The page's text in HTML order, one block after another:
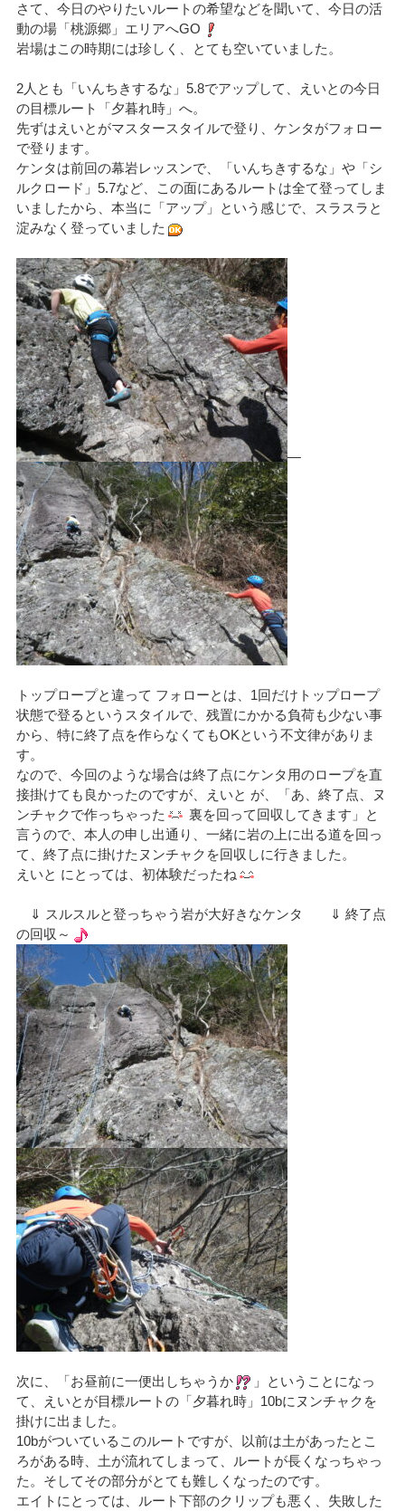
さて、今日のやりたいルートの希望などを聞いて、今日の活
動の場「桃源郷」エリアへGO
岩場はこの時期には珍しく、とても空いていました。
2人とも「いんちきするな」5.8でアップして、えいとの今日
の目標ルート「夕暮れ時」へ。
先ずはえいとがマスタースタイルで登り、ケンタがフォロー
で登ります。
ケンタは前回の幕岩レッスンで、「いんちきするな」や「シ
ルクロード」5.7など、この面にあるルートは全て登ってしま
いましたから、本当に「アップ」という感じで、スラスラと
淀みなく登っていました
トップロープと違って フォローとは、1回だけトップロープ
状態で登るというスタイルで、残置にかかる負荷も少ない事
から、特に終了点を作らなくてもOKという不文律がありま
す。
なので、今回のような場合は終了点にケンタ用のロープを直
接掛けても良かったのですが、えいと が、「あ、終了点、ヌ
ンチャクで作っちゃった
裏を回って回収してきます」と
言うので、本人の申し出通り、一緒に岩の上に出る道を回っ
て、終了点に掛けたヌンチャクを回収しに行きました。
えいと にとっては、初体験だったね
⇓ スルスルと登っちゃう岩が大好きなケンタ ⇓ 終了点
の回収～
次に、「お昼前に一便出しちゃうか
」ということになっ
て、えいとが目標ルートの「夕暮れ時」10bにヌンチャクを
掛けに出ました。
10bがついているこのルートですが、以前は土があったとこ
ろがある時、土が流れてしまって、ルートが長くなっちゃっ
た。そしてその部分がとても難しくなったのです。
エイトにとっては、ルート下部のクリップも悪く、失敗した